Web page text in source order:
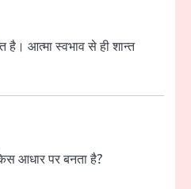
है। आत्मा स्वभाव से ही शान्त
आधार पर बनता है?